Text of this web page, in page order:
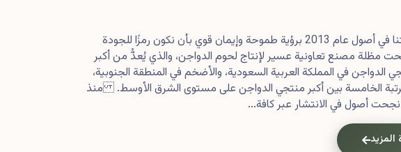
بدأت رحلتنا في أصول عام 2013 برؤية طموحة وإيمان قوي بأن نكون رمزًا للجودة
تحت مظلة مصنع تعاونية عسير لإنتاج لحوم الدواجن، والذي يُعدُّ من أكبر
الدواجن في المملكة العربية السعودية، والأضخم في المنطقة الجنوبية،
الخامسة بين أكبر منتجي الدواجن على مستوى الشرق الأوسط. منذ
نجحت أصول في الانتشار عبر كافة...
المزيد